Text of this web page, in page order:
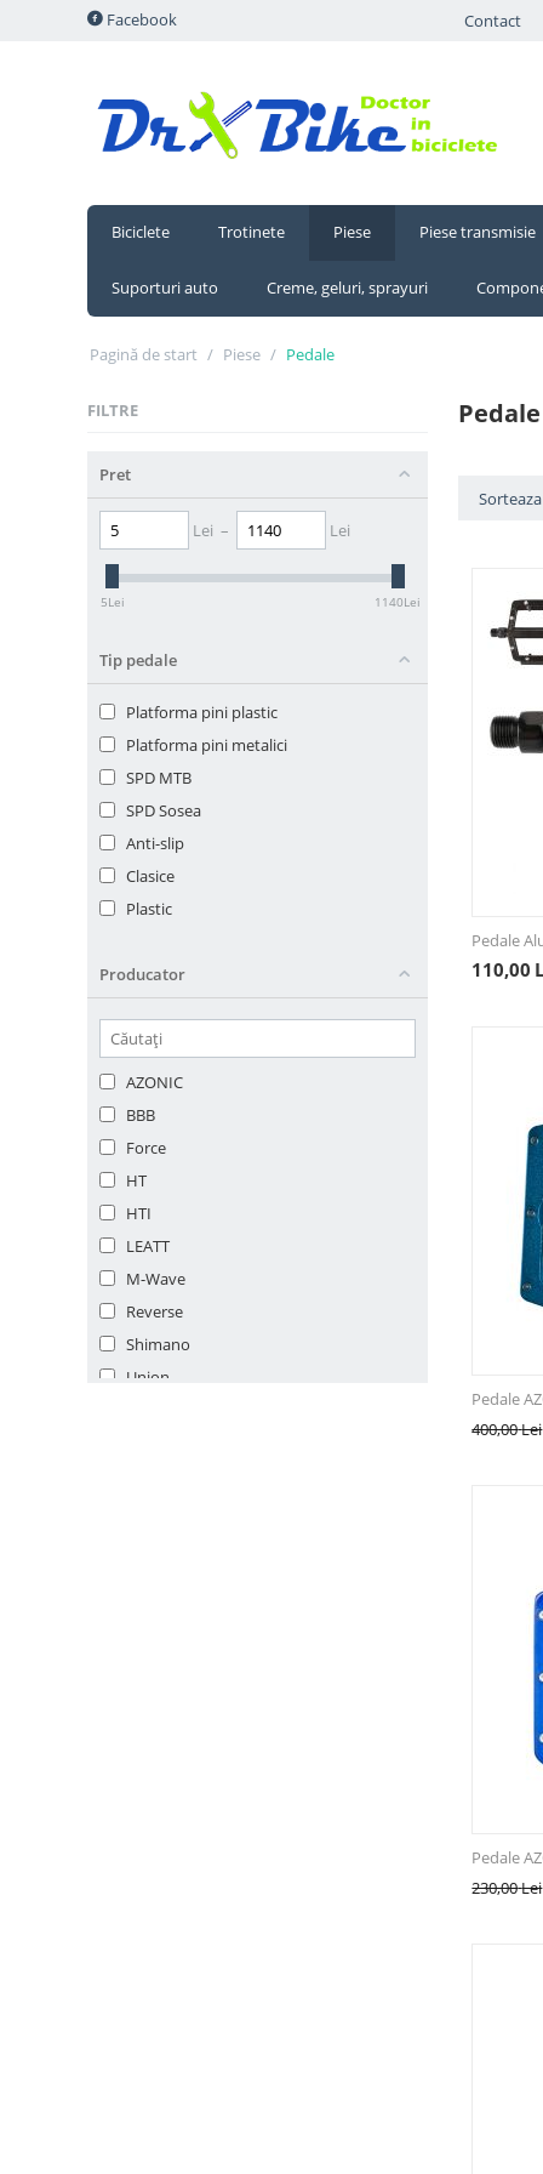
Facebook Contact
Biciclete Trotinete Piese Piese transmisie
Suporturi auto Creme, geluri, sprayuri
Pagină de start / Piese / Pedale
FILTRE
Pret
Lei – Lei
5Lei 1140Lei
Tip pedale
Platforma pini plastic
Platforma pini metalici
SPD MTB
SPD Sosea
Anti-slip
Clasice
Plastic
Producator
AZONIC
BBB
Force
HT
HTI
LEATT
M-Wave
Reverse
Shimano
Union
Pedale
Pedale
110,00
Pedale
400,00Lei
Pedale
230,00Lei